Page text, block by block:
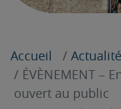
Accueil
ÉVÈNEMENT –
ouvert au public